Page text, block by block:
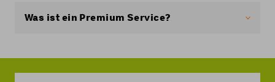
Was ist ein Premium Service?
Informations- oder Unterhaltungsdienste. Das